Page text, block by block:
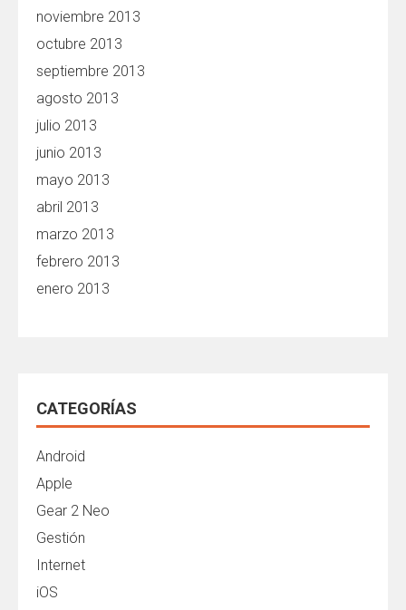
noviembre 2013
octubre 2013
septiembre 2013
agosto 2013
julio 2013
junio 2013
mayo 2013
abril 2013
marzo 2013
febrero 2013
enero 2013
CATEGORÍAS
Android
Apple
Gear 2 Neo
Gestión
Internet
iOS